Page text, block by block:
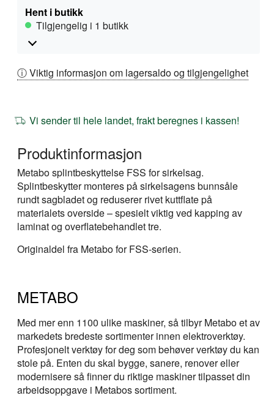
Hent i butikk
Tilgjengelig i 1 butikk
ⓘ Viktig informasjon om lagersaldo og tilgjengelighet
Vi sender til hele landet, frakt beregnes i kassen!
Produktinformasjon
Metabo splintbeskyttelse FSS for sirkelsag.
Splintbeskytter monteres på sirkelsagens bunnsåle
rundt sagbladet og reduserer rivet kuttflate på
materialets overside – spesielt viktig ved kapping av
laminat og overflatebehandlet tre.
Originaldel fra Metabo for FSS-serien.
METABO
Med mer enn 1100 ulike maskiner, så tilbyr Metabo et av
markedets bredeste sortimenter innen elektroverktøy.
Profesjonelt verktøy for deg som behøver verktøy du kan
stole på. Enten du skal bygge, sanere, renover eller
modernisere så finner du riktige maskiner tilpasset din
arbeidsoppgave i Metabos sortiment.